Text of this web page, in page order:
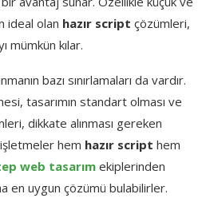
ideal olan hazır script çözümleri,
mümkün kılar.
bazı sınırlamaları da vardır.
tasarımın standart olması ve
dikkate alınması gereken
hem hazır script hem
web tasarım ekiplerinden
en uygun çözümü bulabilirler.